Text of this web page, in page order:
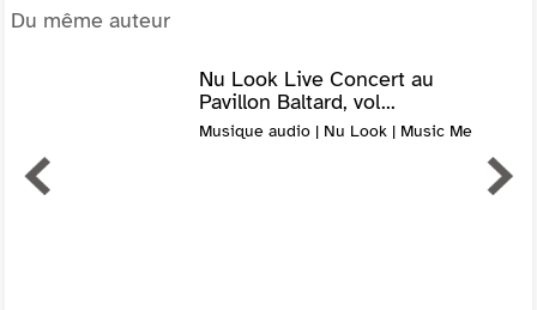
Du même auteur
Nu Look Live Concert au
Pavillon Baltard, vol...
Musique audio | Nu Look | Music Me